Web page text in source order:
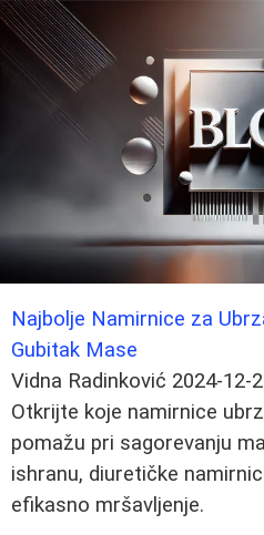
Najbolje Namirnice za
Gubitak Mase
Vidna Radinković 2024-12-
Otkrijte koje namirnice
pomažu pri sagorevanju
ishranu, diuretičke
efikasno mršavljenje.